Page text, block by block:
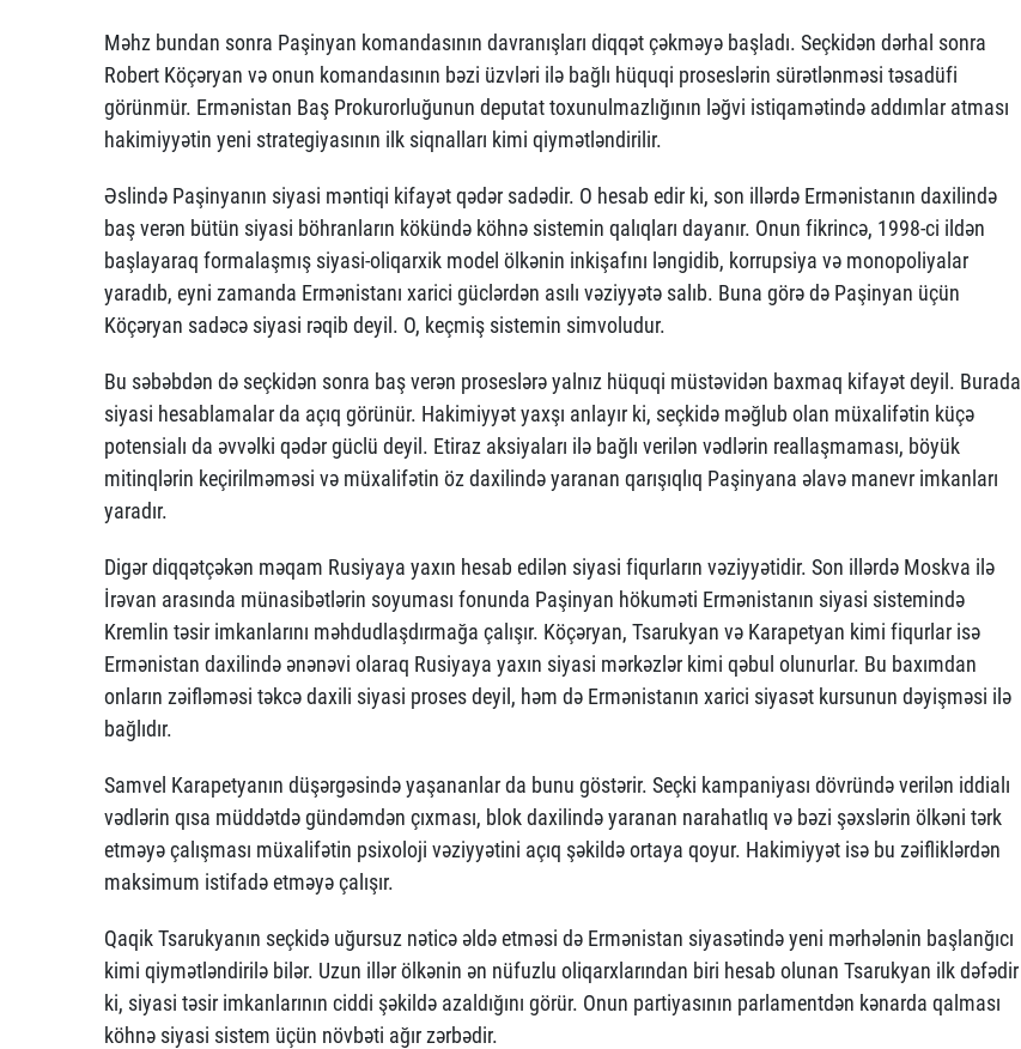
Məhz bundan sonra Paşinyan komandasının davranışları diqqət çəkməyə başladı. Seçkidən dərhal sonra
Robert Köçəryan və onun komandasının bəzi üzvləri ilə bağlı hüquqi proseslərin sürətlənməsi təsadüfi
görünmür. Ermənistan Baş Prokurorluğunun deputat toxunulmazlığının ləğvi istiqamətində addımlar atması
hakimiyyətin yeni strategiyasının ilk siqnalları kimi qiymətləndirilir.
Əslində Paşinyanın siyasi məntiqi kifayət qədər sadədir. O hesab edir ki, son illərdə Ermənistanın daxilində
baş verən bütün siyasi böhranların kökündə köhnə sistemin qalıqları dayanır. Onun fikrincə, 1998-ci ildən
başlayaraq formalaşmış siyasi-oliqarxik model ölkənin inkişafını ləngidib, korrupsiya və monopoliyalar
yaradıb, eyni zamanda Ermənistanı xarici güclərdən asılı vəziyyətə salıb. Buna görə də Paşinyan üçün
Köçəryan sadəcə siyasi rəqib deyil. O, keçmiş sistemin simvoludur.
Bu səbəbdən də seçkidən sonra baş verən proseslərə yalnız hüquqi müstəvidən baxmaq kifayət deyil. Burada
siyasi hesablamalar da açıq görünür. Hakimiyyət yaxşı anlayır ki, seçkidə məğlub olan müxalifətin küçə
potensialı da əvvəlki qədər güclü deyil. Etiraz aksiyaları ilə bağlı verilən vədlərin reallaşmaması, böyük
mitinqlərin keçirilməməsi və müxalifətin öz daxilində yaranan qarışıqlıq Paşinyana əlavə manevr imkanları
yaradır.
Digər diqqətçəkən məqam Rusiyaya yaxın hesab edilən siyasi fiqurların vəziyyətidir. Son illərdə Moskva ilə
İrəvan arasında münasibətlərin soyuması fonunda Paşinyan hökuməti Ermənistanın siyasi sistemində
Kremlin təsir imkanlarını məhdudlaşdırmağa çalışır. Köçəryan, Tsarukyan və Karapetyan kimi fiqurlar isə
Ermənistan daxilində ənənəvi olaraq Rusiyaya yaxın siyasi mərkəzlər kimi qəbul olunurlar. Bu baxımdan
onların zəifləməsi təkcə daxili siyasi proses deyil, həm də Ermənistanın xarici siyasət kursunun dəyişməsi ilə
bağlıdır.
Samvel Karapetyanın düşərgəsində yaşananlar da bunu göstərir. Seçki kampaniyası dövründə verilən iddialı
vədlərin qısa müddətdə gündəmdən çıxması, blok daxilində yaranan narahatlıq və bəzi şəxslərin ölkəni tərk
etməyə çalışması müxalifətin psixoloji vəziyyətini açıq şəkildə ortaya qoyur. Hakimiyyət isə bu zəifliklərdən
maksimum istifadə etməyə çalışır.
Qaqik Tsarukyanın seçkidə uğursuz nəticə əldə etməsi də Ermənistan siyasətində yeni mərhələnin başlanğıcı
kimi qiymətləndirilə bilər. Uzun illər ölkənin ən nüfuzlu oliqarxlarından biri hesab olunan Tsarukyan ilk dəfədir
ki, siyasi təsir imkanlarının ciddi şəkildə azaldığını görür. Onun partiyasının parlamentdən kənarda qalması
köhnə siyasi sistem üçün növbəti ağır zərbədir.